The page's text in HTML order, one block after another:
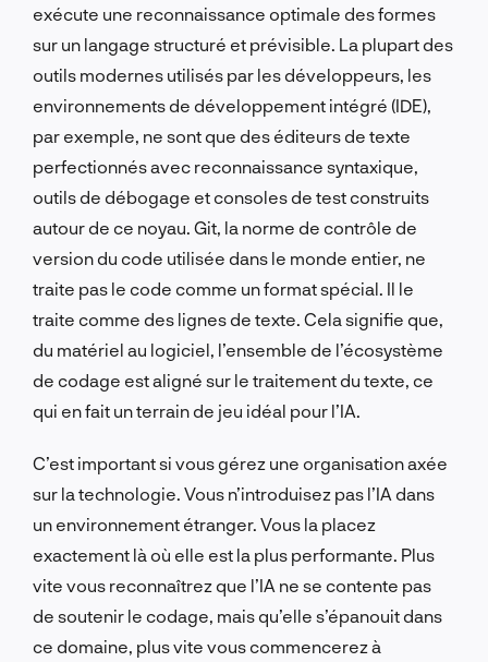
exécute une reconnaissance optimale des formes
sur un langage structuré et prévisible. La plupart des
outils modernes utilisés par les développeurs, les
environnements de développement intégré (IDE),
par exemple, ne sont que des éditeurs de texte
perfectionnés avec reconnaissance syntaxique,
outils de débogage et consoles de test construits
autour de ce noyau. Git, la norme de contrôle de
version du code utilisée dans le monde entier, ne
traite pas le code comme un format spécial. Il le
traite comme des lignes de texte. Cela signifie que,
du matériel au logiciel, l’ensemble de l’écosystème
de codage est aligné sur le traitement du texte, ce
qui en fait un terrain de jeu idéal pour l’IA.
C’est important si vous gérez une organisation axée
sur la technologie. Vous n’introduisez pas l’IA dans
un environnement étranger. Vous la placez
exactement là où elle est la plus performante. Plus
vite vous reconnaîtrez que l’IA ne se contente pas
de soutenir le codage, mais qu’elle s’épanouit dans
ce domaine, plus vite vous commencerez à